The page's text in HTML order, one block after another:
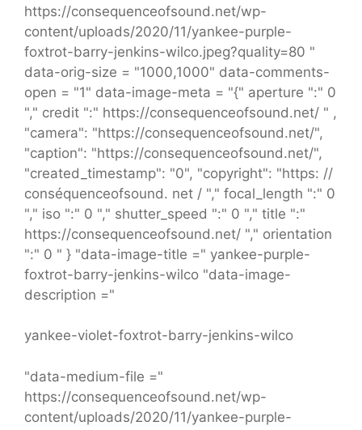
https://consequenceofsound.net/wp-
content/uploads/2020/11/yankee-purple-
foxtrot-barry-jenkins-wilco.jpeg?quality=80 "
data-orig-size = "1000,1000" data-comments-
open = "1" data-image-meta = "{" aperture ":" 0
"," credit ":" https://consequenceofsound.net/ " ,
"camera": "https://consequenceofsound.net/",
"caption": "https://consequenceofsound.net/",
"created_timestamp": "0", "copyright": "https: //
conséquenceofsound. net / "," focal_length ":" 0
"," iso ":" 0 "," shutter_speed ":" 0 "," title ":"
https://consequenceofsound.net/ "," orientation
":" 0 " } "data-image-title =" yankee-purple-
foxtrot-barry-jenkins-wilco "data-image-
description ="
yankee-violet-foxtrot-barry-jenkins-wilco
"data-medium-file ="
https://consequenceofsound.net/wp-
content/uploads/2020/11/yankee-purple-